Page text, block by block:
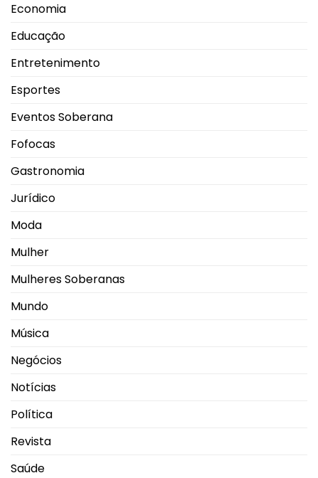
Economia
Educação
Entretenimento
Esportes
Eventos Soberana
Fofocas
Gastronomia
Jurídico
Moda
Mulher
Mulheres Soberanas
Mundo
Música
Negócios
Notícias
Política
Revista
Saúde